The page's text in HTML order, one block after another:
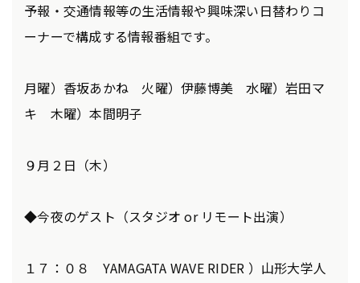
予報・交通情報等の生活情報や興味深い日替わりコ
ーナーで構成する情報番組です。
月曜）香坂あかね 火曜）伊藤博美 水曜）岩田マ
キ 木曜）本間明子
９月２日（木）
◆今夜のゲスト（スタジオ or リモート出演）
１７：０８ YAMAGATA WAVE RIDER ）山形大学人